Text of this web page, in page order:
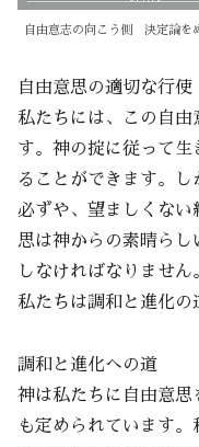
自由意志の向こう側 決定論を
自由意思の適切な行使
私たちには、この自由
す。神の掟に従って
ることができます。し
必ずや、望ましくな
思は神からの素晴ら
しなければなりません
私たちは調和と進化の
調和と進化への道
神は私たちに自由意
も定められています